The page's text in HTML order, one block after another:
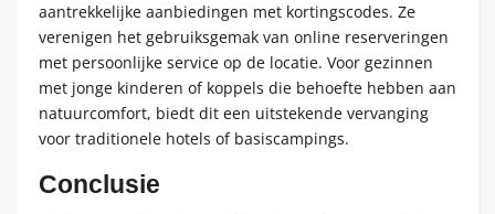
aantrekkelijke aanbiedingen met kortingscodes. Ze
verenigen het gebruiksgemak van online reserveringen
met persoonlijke service op de locatie. Voor gezinnen
met jonge kinderen of koppels die behoefte hebben aan
natuurcomfort, biedt dit een uitstekende vervanging
voor traditionele hotels of basiscampings.
Conclusie